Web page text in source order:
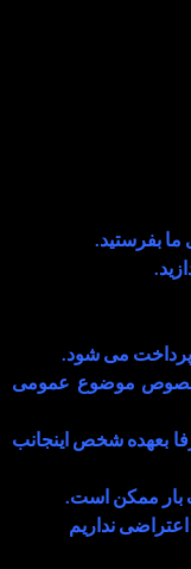
ما بفرستید.
پرداخت می شود.
(۶۴ کاراکتر) در خصوص موضوع عمومی
بعهده شخص اینجانب
بار ممکن است.
نداریم